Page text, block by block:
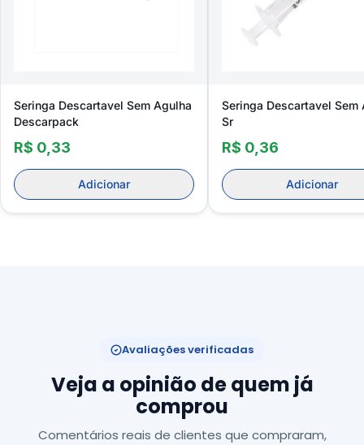
Seringa Descartavel Sem Agulha
Descarpack
R$ 0,33
Adicionar
Seringa Descartavel Sem
Sr
R$ 0,36
Adicionar
Avaliações verificadas
Veja a opinião de quem já
comprou
Comentários reais de clientes que compraram,